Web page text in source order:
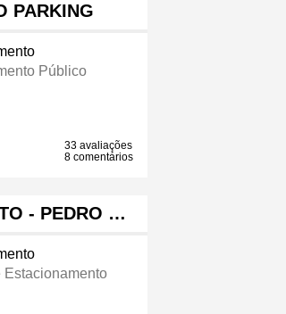
PARKING
Público
33 avaliações
8 comentários
- PEDRO …
Estacionamento